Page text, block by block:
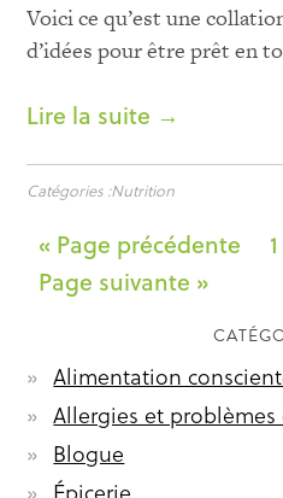
Voici ce qu’est une
d’idées pour être prêt en
Lire la suite →
Catégories :Nutrition
« Page précédente 1
Page suivante »
Alimentation
Allergies et problèmes
Blogue
Épicerie